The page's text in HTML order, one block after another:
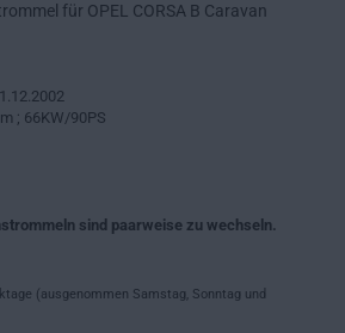
für OPEL CORSA B Caravan
; 66KW/90PS
sind paarweise zu wechseln.
(ausgenommen Samstag, Sonntag und